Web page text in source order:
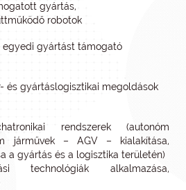
gyártás,
robotok
egyedi gyártást támogató
és gyártáslogisztikai megoldások
rendszerek (autonóm
járművek – AGV – kialakítása,
a gyártás és a logisztika területén)
technológiák alkalmazása,